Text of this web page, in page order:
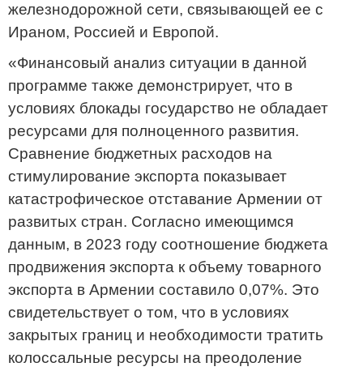
железнодорожной сети, связывающей ее с
Ираном, Россией и Европой.
«Финансовый анализ ситуации в данной
программе также демонстрирует, что в
условиях блокады государство не обладает
ресурсами для полноценного развития.
Сравнение бюджетных расходов на
стимулирование экспорта показывает
катастрофическое отставание Армении от
развитых стран. Согласно имеющимся
данным, в 2023 году соотношение бюджета
продвижения экспорта к объему товарного
экспорта в Армении составило 0,07%. Это
свидетельствует о том, что в условиях
закрытых границ и необходимости тратить
колоссальные ресурсы на преодоление